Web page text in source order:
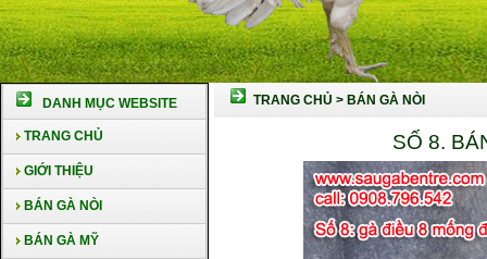
DANH MỤC WEBSITE
TRANG CHỦ
GIỚI THIỆU
BÁN GÀ NÒI
BÁN GÀ MỸ
TRANG CHỦ > BÁN GÀ NÒI
SỐ 8.